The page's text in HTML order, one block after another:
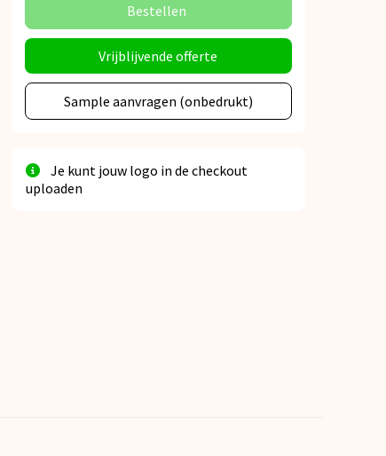
Bestellen
Vrijblijvende offerte
Sample aanvragen (onbedrukt)
Je kunt jouw logo in de checkout
uploaden